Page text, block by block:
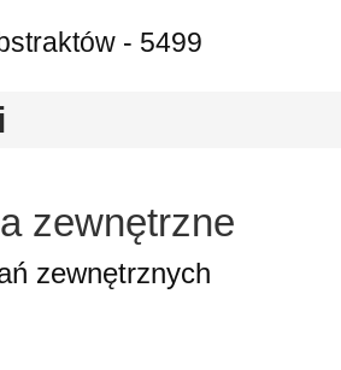
- 5499
zewnętrzne
zewnętrznych